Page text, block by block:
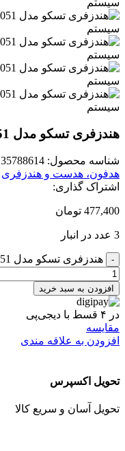
هندزفری تسکو مدل TH 5051
شناسه محصول: 35788614
هدفون، هدست و هندزفری
اشتراک گذاری:
477,400 تومان
3 عدد در انبار
هندزفری تسکو مدل TH 5051 عدد
افزودن به سبد خرید
در ۴ قسط با دیجی‌پی
مقایسه
افزودن به علاقه مندی
تحویل اکسپرس
تحویل آسان و سریع کالا